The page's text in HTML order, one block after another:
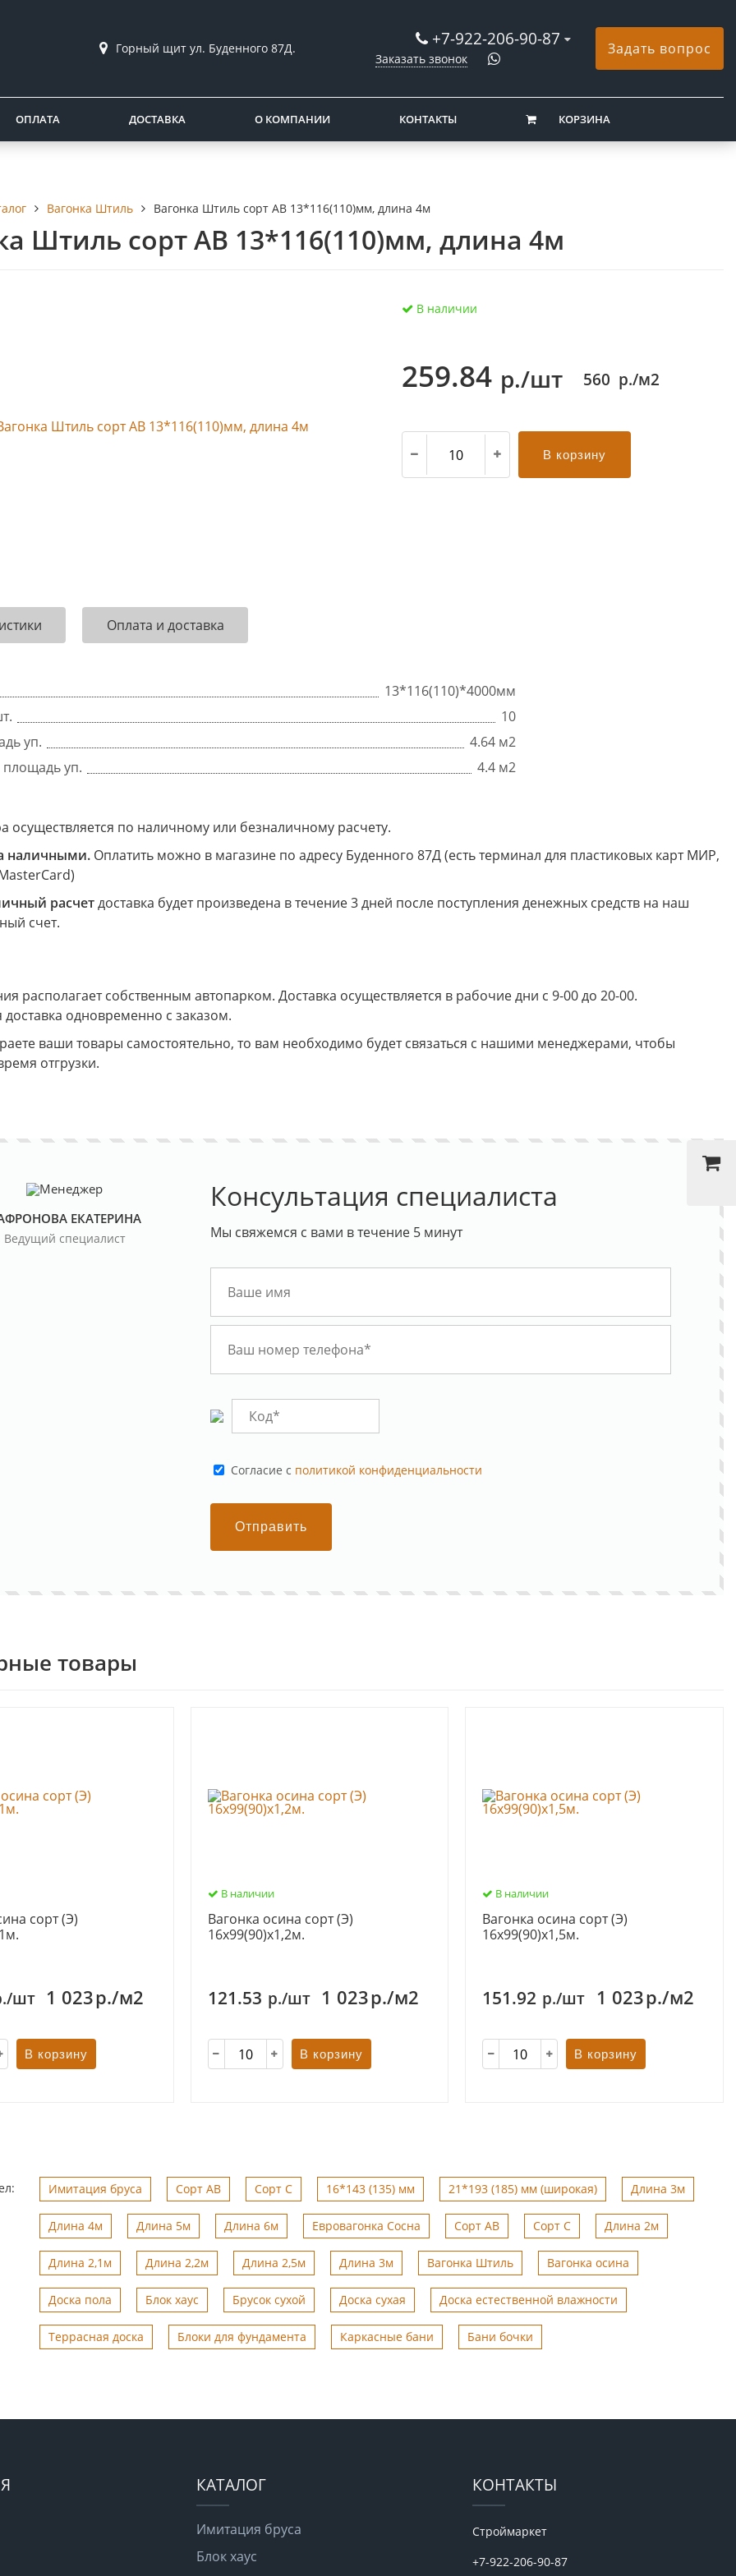
Горный щит ул. Буденного 87Д. +7-922-206-90-87
Заказать звонок
Задать вопрос
ОПЛАТА ДОСТАВКА О КОМПАНИИ КОНТАКТЫ КОРЗИНА
Вагонка Штиль Вагонка Штиль сорт AB 13*116(110)мм, длина 4м
Штиль сорт AB 13*116(110)мм, длина 4м
В наличии
259.84 р./шт 560 р./м2
В корзину
Оплата и доставка
13*116(110)*4000мм
10
уп.
4.64 м2
уп.
4.4 м2
осуществляется по наличному или безналичному расчету.
наличными. Оплатить можно в магазине по адресу Буденного 87Д (есть терминал для пластиковых карт МИР,
расчетдоставка будет произведена в течение 3 дней после поступления денежных средств на наш
счет.
располагает собственным автопарком. Доставка осуществляется в рабочие дни с 9-00 до 20-00.
одновременно с заказом.
ваши товары самостоятельно, то вам необходимо будет связаться с нашими менеджерами, чтобы
отгрузки.
ЕКАТЕРИНА
Ведущий специалист
Консультация специалиста
Мы свяжемся с вами в течение 5 минут
Cогласие с политикой конфиденциальности
Отправить
товары
сорт (Э)
шт 1 023р./м2
В корзину
В наличии
Вагонка осина сорт (Э)
16х99(90)х1,2м.
121.53 р./шт 1 023р./м2
В корзину
В наличии
Вагонка осина сорт (Э)
16х99(90)х1,5м.
151.92 р./шт 1 023р./м2
В корзину
Имитация бруса Сорт АВ Сорт С 16*143 (135) мм 21*193 (185) мм (широкая) Длина 3м
Длина 4м Длина 5м Длина 6м Евровагонка Сосна Сорт АВ Сорт С Длина 2м
Длина 2,1м Длина 2,2м Длина 2,5м Длина 3м Вагонка Штиль Вагонка осина
Доска пола Блок хаус Брусок сухой Доска сухая Доска естественной влажности
Террасная доска Блоки для фундамента Каркасные бани Бани бочки
КАТАЛОГ
Имитация бруса
Блок хаус
КОНТАКТЫ
Строймаркет
+7-922-206-90-87